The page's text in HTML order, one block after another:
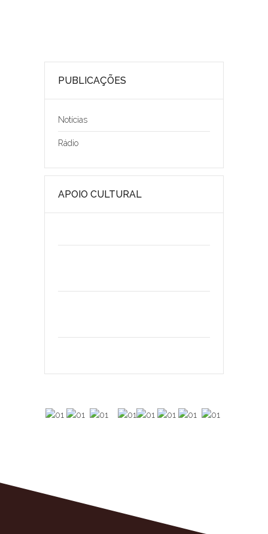
PUBLICAÇÕES
Notícias
Rádio
APOIO CULTURAL